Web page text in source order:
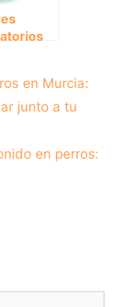
deen Murcia:
junto a tu
en perros: